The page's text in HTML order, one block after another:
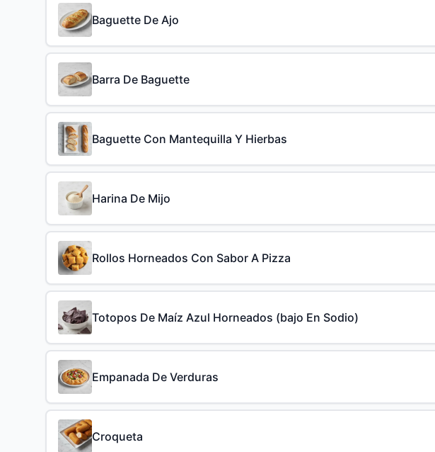
Baguette De Ajo
Barra De Baguette
Baguette Con Mantequilla Y Hierbas
Harina De Mijo
Rollos Horneados Con Sabor A Pizza
Totopos De Maíz Azul Horneados (bajo En Sodio)
Empanada De Verduras
Croqueta